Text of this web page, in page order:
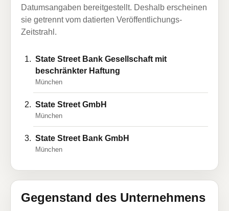
Datumsangaben bereitgestellt. Deshalb erscheinen
sie getrennt vom datierten Veröffentlichungs-
Zeitstrahl.
State Street Bank Gesellschaft mit
beschränkter Haftung
München
State Street GmbH
München
State Street Bank GmbH
München
Gegenstand des Unternehmens